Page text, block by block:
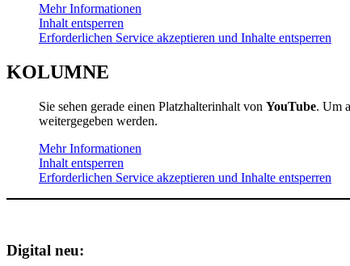
Mehr Informationen
Inhalt entsperren
Erforderlichen Service akzeptieren und Inhalte entsperren
KOLUMNE
Sie sehen gerade einen Platzhalterinhalt von YouTube. Um
weitergegeben werden.
Mehr Informationen
Inhalt entsperren
Erforderlichen Service akzeptieren und Inhalte entsperren
Digital neu: